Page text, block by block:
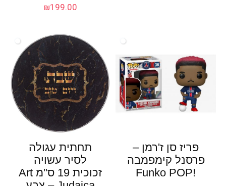
₪199.00
פריז סן ז'רמן –
פרסנל קימפמבה
!Funko POP
תחתית עגולה
לסיר עשויה
זכוכית 19 ס"מ Art